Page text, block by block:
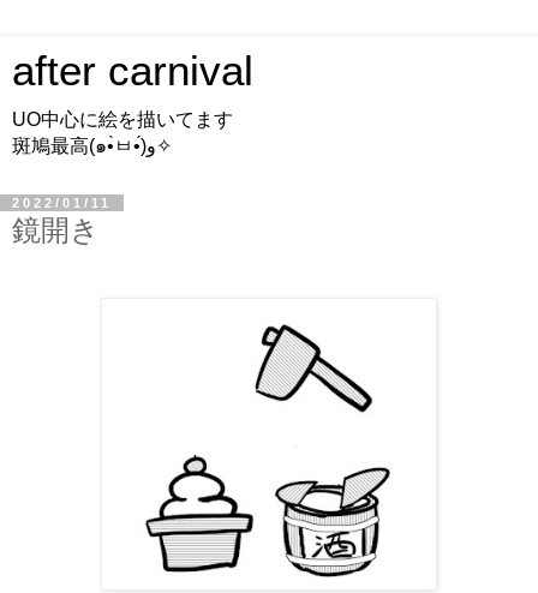
after carnival
UO中心に絵を描いてます
斑鳩最高(๑•̀ㅂ•́)و✧
2022/01/11
鏡開き